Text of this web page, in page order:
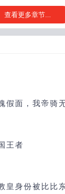
能活少废话把
查看更多章节...
假面，我帝骑
王者
皇身份被比比